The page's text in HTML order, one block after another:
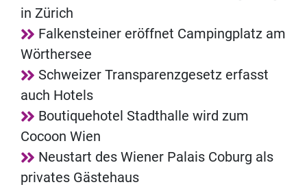
in Zürich
Falkensteiner eröffnet Campingplatz am
Wörthersee
Schweizer Transparenzgesetz erfasst
auch Hotels
Boutiquehotel Stadthalle wird zum
Cocoon Wien
Neustart des Wiener Palais Coburg als
privates Gästehaus